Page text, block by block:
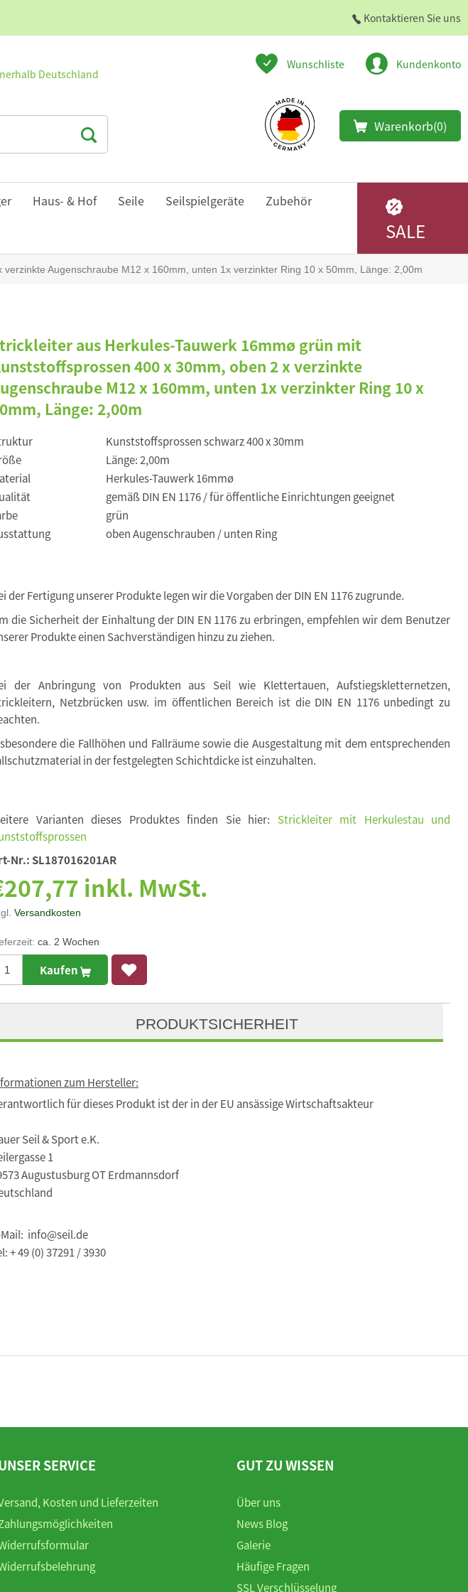
Kontaktieren Sie uns
Deutschland
Wunschliste Kundenkonto
Warenkorb(0)
Haus- & Hof Seile Seilspielgeräte Zubehör
SALE
Augenschraube M12 x 160mm, unten 1x verzinkter Ring 10 x 50mm, Länge: 2,00m
aus Herkules-Tauwerk 16mmø grün mit
400 x 30mm, oben 2 x verzinkte
M12 x 160mm, unten 1x verzinkter Ring 10 x
Länge: 2,00m
Kunststoffsprossen schwarz 400 x 30mm
Länge: 2,00m
Herkules-Tauwerk 16mmø
gemäß DIN EN 1176 / für öffentliche Einrichtungen geeignet
grün
oben Augenschrauben / unten Ring
der Fertigung unserer Produkte legen wir die Vorgaben der DIN EN 1176 zugrunde.
die Sicherheit der Einhaltung der DIN EN 1176 zu erbringen, empfehlen wir dem Benutzer
Produkte einen Sachverständigen hinzu zu ziehen.
der Anbringung von Produkten aus Seil wie Klettertauen, Aufstiegskletternetzen,
Netzbrücken usw. im öffentlichen Bereich ist die DIN EN 1176 unbedingt zu
die Fallhöhen und Fallräume sowie die Ausgestaltung mit dem entsprechenden
in der festgelegten Schichtdicke ist einzuhalten.
Varianten dieses Produktes finden Sie hier: Strickleiter mit Herkulestau und
Nr.: SL187016201AR
inkl. MwSt.
Versandkosten
ca. 2 Wochen
Kaufen
PRODUKTSICHERHEIT
zum Hersteller:
für dieses Produkt ist der in der EU ansässige Wirtschaftsakteur
Seil & Sport e.K.
1
Augustusburg OT Erdmannsdorf
info@seil.de
+ 49 (0) 37291 / 3930
SERVICE
Kosten und Lieferzeiten
GUT ZU WISSEN
Über uns
News Blog
Galerie
Häufige Fragen
SSL Verschlüsselung